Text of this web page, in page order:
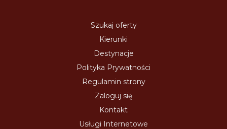
Szukaj oferty
Kierunki
Destynacje
Polityka Prywatności
Regulamin strony
Zaloguj się
Kontakt
Usługi Internetowe